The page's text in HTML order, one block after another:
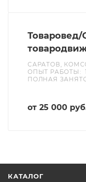
Товаровед/
САРАТОВ,
ОПЫТ РАБОТЫ:
ПОЛНАЯ
от 25 000
КАТАЛОГ